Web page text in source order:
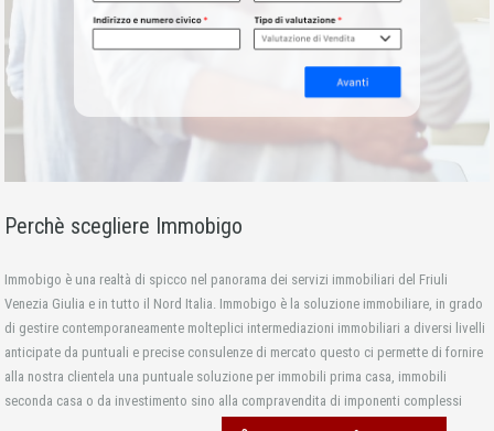
Perchè scegliere Immobigo
Immobigo è una realtà di spicco nel panorama dei servizi immobiliari del Friuli
Venezia Giulia e in tutto il Nord Italia. Immobigo è la soluzione immobiliare, in grado
di gestire contemporaneamente molteplici intermediazioni immobiliari a diversi livelli
anticipate da puntuali e precise consulenze di mercato questo ci permette di fornire
alla nostra clientela una puntuale soluzione per immobili prima casa, immobili
seconda casa o da investimento sino alla compravendita di imponenti complessi